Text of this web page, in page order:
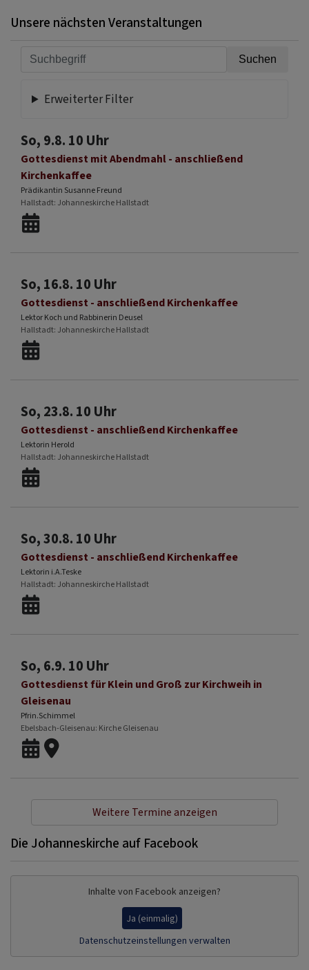
Unsere nächsten Veranstaltungen
Erweiterter Filter
So, 9.8. 10 Uhr
Gottesdienst mit Abendmahl - anschließend
Kirchenkaffee
Prädikantin Susanne Freund
Hallstadt Johanneskirche Hallstadt
So, 16.8. 10 Uhr
Gottesdienst - anschließend Kirchenkaffee
Lektor Koch und Rabbinerin Deusel
Hallstadt Johanneskirche Hallstadt
So, 23.8. 10 Uhr
Gottesdienst - anschließend Kirchenkaffee
Lektorin Herold
Hallstadt Johanneskirche Hallstadt
So, 30.8. 10 Uhr
Gottesdienst - anschließend Kirchenkaffee
Lektorin i.A.Teske
Hallstadt Johanneskirche Hallstadt
So, 6.9. 10 Uhr
Gottesdienst für Klein und Groß zur Kirchweih in
Gleisenau
Pfrin.Schimmel
Ebelsbach-Gleisenau Kirche Gleisenau
Weitere Termine anzeigen
Die Johanneskirche auf Facebook
Inhalte von Facebook anzeigen?
Ja (einmalig)
Datenschutzeinstellungen verwalten